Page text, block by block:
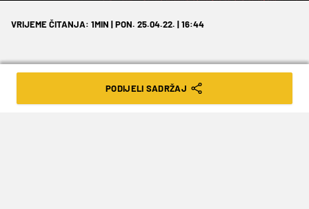
VRIJEME ČITANJA: 1MIN | PON. 25.04.22. | 16:44
PODIJELI SADRŽAJ